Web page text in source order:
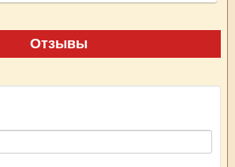
Отзывы